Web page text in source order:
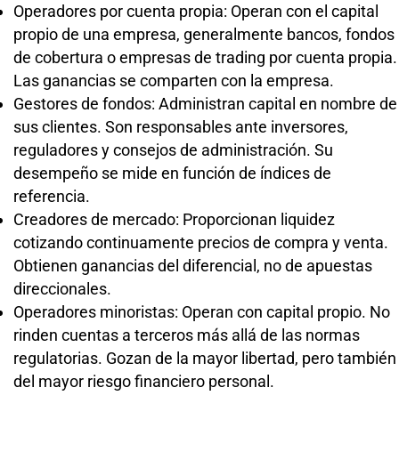
Operadores por cuenta propia: Operan con el capital
propio de una empresa, generalmente bancos, fondos
de cobertura o empresas de trading por cuenta propia.
Las ganancias se comparten con la empresa.
Gestores de fondos: Administran capital en nombre de
sus clientes. Son responsables ante inversores,
reguladores y consejos de administración. Su
desempeño se mide en función de índices de
referencia.
Creadores de mercado: Proporcionan liquidez
cotizando continuamente precios de compra y venta.
Obtienen ganancias del diferencial, no de apuestas
direccionales.
Operadores minoristas: Operan con capital propio. No
rinden cuentas a terceros más allá de las normas
regulatorias. Gozan de la mayor libertad, pero también
del mayor riesgo financiero personal.